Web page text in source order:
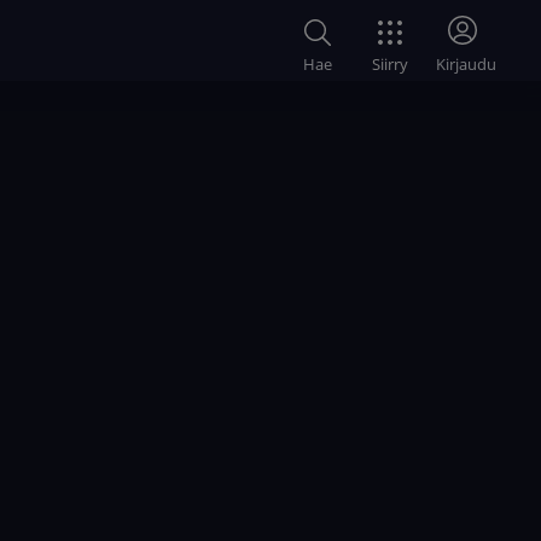
Hae Siirry Kirjaudu